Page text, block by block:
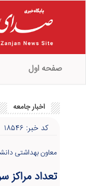
صفحه اول
اخبار جامعه
کد خبر: ۱۸۵۴۶
معاون بهداشتی
تعداد مراکز